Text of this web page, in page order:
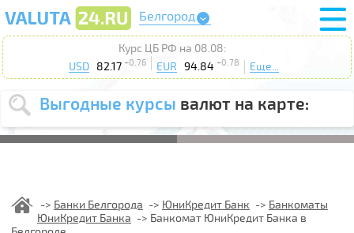
Белгород
Курс ЦБ РФ на 08.08:
USD
82.17 +0.76 EUR 94.84 +0.78 Еще...
Выгодные курсы валют на карте:
Выберите
USD EUR
курс от
Выберите
Банки Белгорода ЮниКредит Банк
Банкоматы
ЮниКредит Банка
Банкомат ЮниКредит Банка в